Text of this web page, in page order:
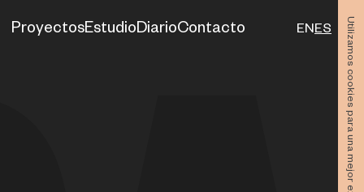
ProyectosEstudioDiarioContacto ENES